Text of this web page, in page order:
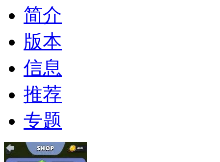
简介
版本
信息
推荐
专题